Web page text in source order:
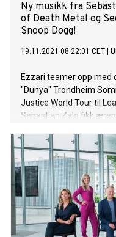
Ny musikk fra
of Death Metal og
Snoop Dogg!
19.11.2021 08:22:01 CET
Ezzari teamer opp med
"Dunya" Trondheim
Justice World Tour til
Sebastian Zalo fikk
Resultatet ble låten
Cullum slipper The
Edition på Island
av fjorårets kritikerroste
Part 1. Denne andre
til to originalskrevne
Down". Med seg på
produsent The Vernon